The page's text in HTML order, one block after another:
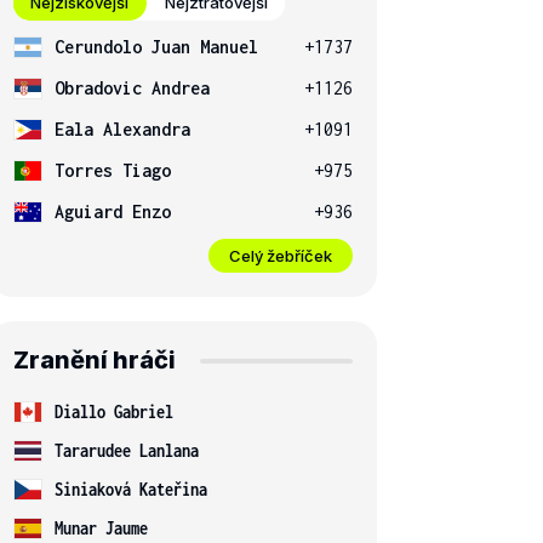
Cerundolo Juan Manuel
+1737
Obradovic Andrea
+1126
Eala Alexandra
+1091
Torres Tiago
+975
Aguiard Enzo
+936
Celý žebříček
Zranění hráči
Diallo Gabriel
Tararudee Lanlana
Siniaková Kateřina
Munar Jaume